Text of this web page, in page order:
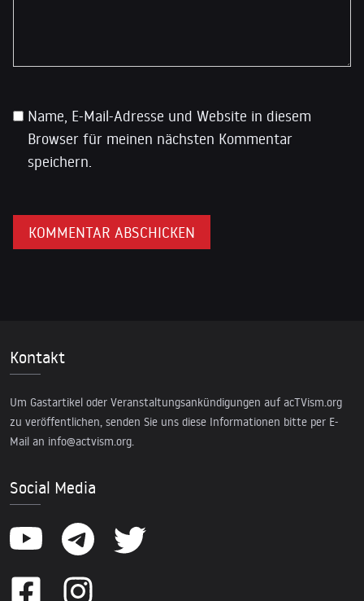
Name, E-Mail-Adresse und Website in diesem
Browser für meinen nächsten Kommentar
speichern.
Kontakt
Um Gastartikel oder Veranstaltungsankündigungen auf acTVism.org
zu veröffentlichen, senden Sie uns diese Informationen bitte per E-
Mail an info@actvism.org.
Social Media